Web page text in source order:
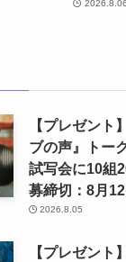
2026.8.06
【プレゼント
ブの声』トー
試写会に10組
募締切：8月12
2026.8.05
【プレゼント